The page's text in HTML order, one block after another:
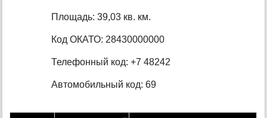
Площадь: 39,03 кв. км.
Код ОКАТО: 28430000000
Телефонный код: +7 48242
Автомобильный код: 69